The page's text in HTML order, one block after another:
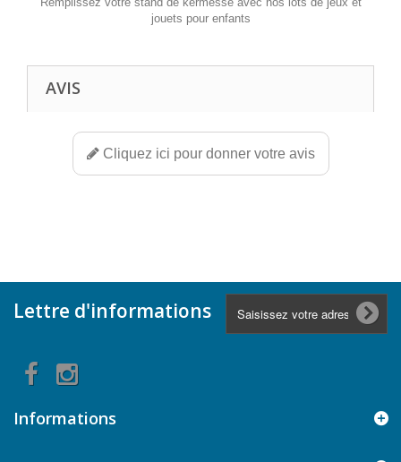
jouets pour enfants
AVIS
Cliquez ici pour donner votre avis
Lettre d'informations
Informations